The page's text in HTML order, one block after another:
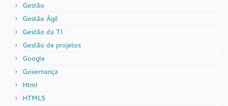
Gestão
Gestão Ágil
Gestão da TI
Gestão de projetos
Google
Governança
Html
HTML5